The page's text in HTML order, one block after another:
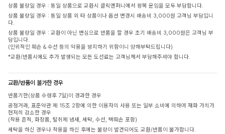
상품 불량일 경우 : 동일 상품으로 교환시 클릭앤퍼니에서 왕복 운임을 모두 부담합니다.
상품 불량일 경우 : 동일 상품 외 타 상품이나 옵션 변경시 배송비 3,000원 고객님 부담입니
다.
상품 불량일 경우 : 교환이 아닌 변심으로 반품을 할 경우 초기 배송비 3,000원은 고객님 부
담입니다.
(인위적인 훼손 & 수선 등의 악용을 방지하기 위함이니 양해부탁드립니다)
*교환/반품시에도 추가 발생되는 모든 도선료는 고객님께서 부담해주셔야 합니다.
교환/반품이 불가한 경우
반품기한(상품 수령후 7일)이 경과한 경우
공정거래, 표준약관 제 15조 2항에 의한 이용자의 사용 또는 일부 소비에 의하여 재화 가치가
현저히 감소한 경우
(착용 흔적, 화장품, 탈취제 냄새, 세탁, 수선, 택훼손 포함)
세탁을 하신 경우나 착용을 하신 후에는 불량이 발견되어도 교환/반품이 불가합니다.